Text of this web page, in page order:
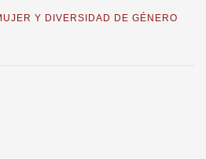
Y DIVERSIDAD DE GÉNERO